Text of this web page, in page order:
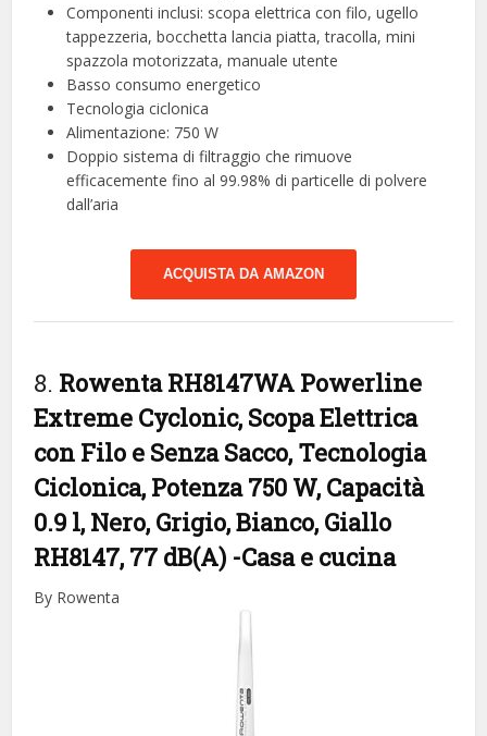
Componenti inclusi: scopa elettrica con filo, ugello
tappezzeria, bocchetta lancia piatta, tracolla, mini
spazzola motorizzata, manuale utente
Basso consumo energetico
Tecnologia ciclonica
Alimentazione: 750 W
Doppio sistema di filtraggio che rimuove
efficacemente fino al 99.98% di particelle di polvere
dall’aria
ACQUISTA DA AMAZON
8. Rowenta RH8147WA Powerline
Extreme Cyclonic, Scopa Elettrica
con Filo e Senza Sacco, Tecnologia
Ciclonica, Potenza 750 W, Capacità
0.9 l, Nero, Grigio, Bianco, Giallo
RH8147, 77 dB(A) -Casa e cucina
By Rowenta